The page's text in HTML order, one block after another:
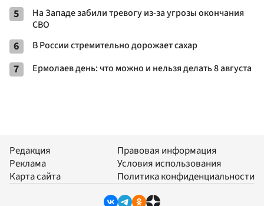
5
На Западе забили тревогу из-за угрозы окончания
СВО
6 В России стремительно дорожает сахар
7 Ермолаев день: что можно и нельзя делать 8 августа
Редакция
Реклама
Карта сайта
Правовая информация
Условия использования
Политика конфиденциальности